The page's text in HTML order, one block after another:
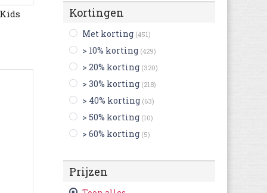
Ash
Aster
Australian (1.140)
Benetton
Bensimon (701)
Be Only
Bergstein (292)
Bikkembergs (102)
Birkenstock
Bisgaard (563)
Kortingen
Met korting (451)
> 10% korting (429)
> 20% korting (320)
> 30% korting (218)
> 40% korting (63)
> 50% korting (10)
> 60% korting (5)
Prijzen